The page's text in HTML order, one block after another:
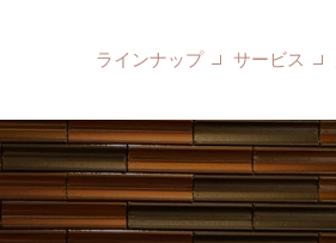
ラインナップ サービス